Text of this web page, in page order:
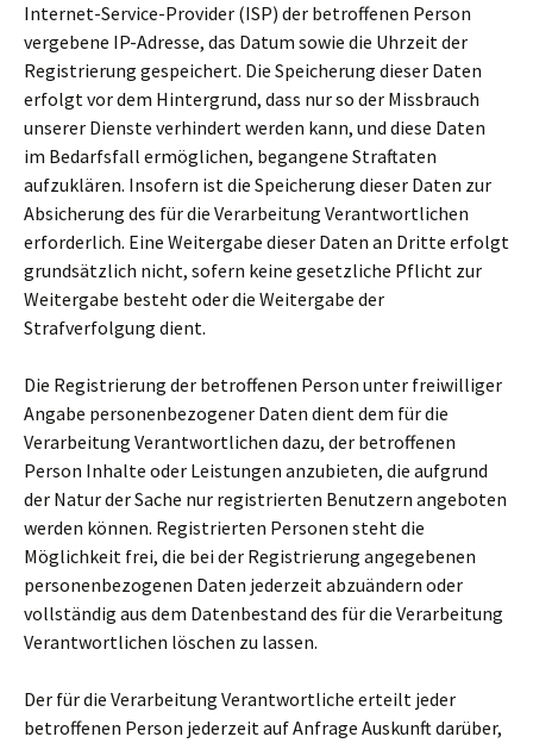
Internet-Service-Provider (ISP) der betroffenen Person
vergebene IP-Adresse, das Datum sowie die Uhrzeit der
Registrierung gespeichert. Die Speicherung dieser Daten
erfolgt vor dem Hintergrund, dass nur so der Missbrauch
unserer Dienste verhindert werden kann, und diese Daten
im Bedarfsfall ermöglichen, begangene Straftaten
aufzuklären. Insofern ist die Speicherung dieser Daten zur
Absicherung des für die Verarbeitung Verantwortlichen
erforderlich. Eine Weitergabe dieser Daten an Dritte erfolgt
grundsätzlich nicht, sofern keine gesetzliche Pflicht zur
Weitergabe besteht oder die Weitergabe der
Strafverfolgung dient.
Die Registrierung der betroffenen Person unter freiwilliger
Angabe personenbezogener Daten dient dem für die
Verarbeitung Verantwortlichen dazu, der betroffenen
Person Inhalte oder Leistungen anzubieten, die aufgrund
der Natur der Sache nur registrierten Benutzern angeboten
werden können. Registrierten Personen steht die
Möglichkeit frei, die bei der Registrierung angegebenen
personenbezogenen Daten jederzeit abzuändern oder
vollständig aus dem Datenbestand des für die Verarbeitung
Verantwortlichen löschen zu lassen.
Der für die Verarbeitung Verantwortliche erteilt jeder
betroffenen Person jederzeit auf Anfrage Auskunft darüber,